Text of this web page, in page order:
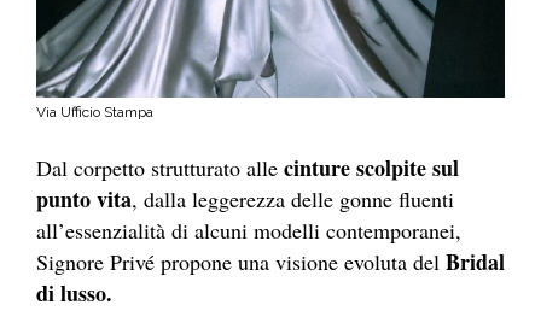
Via Ufficio Stampa
Dal corpetto strutturato alle cinture scolpite sul
punto vita, dalla leggerezza delle gonne fluenti
all’essenzialità di alcuni modelli contemporanei,
Signore Privé propone una visione evoluta del Bridal
di lusso.